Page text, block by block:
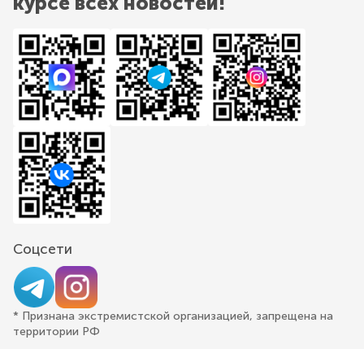
Соцсети
* Признана экстремистской организацией, запрещена на
территории РФ